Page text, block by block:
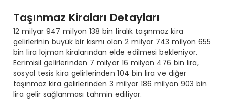
Taşınmaz Kiraları Detayları
12 milyar 947 milyon 138 bin liralık taşınmaz kira
gelirlerinin büyük bir kısmı olan 2 milyar 743 milyon 655
bin lira lojman kiralarından elde edilmesi bekleniyor.
Ecrimisil gelirlerinden 7 milyar 16 milyon 476 bin lira,
sosyal tesis kira gelirlerinden 104 bin lira ve diğer
taşınmaz kira gelirlerinden 3 milyar 186 milyon 903 bin
lira gelir sağlanması tahmin ediliyor.